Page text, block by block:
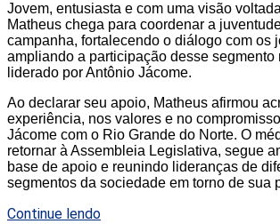
Jovem, entusiasta e com uma visão
Matheus chega para coordenar a
campanha, fortalecendo o diálogo com os
ampliando a participação desse segmento
liderado por Antônio Jácome.
Ao declarar seu apoio, Matheus afirmou
experiência, nos valores e no
Jácome com o Rio Grande do Norte. O
retornar à Assembleia Legislativa, segue
base de apoio e reunindo lideranças de
segmentos da sociedade em torno de sua
Continue lendo